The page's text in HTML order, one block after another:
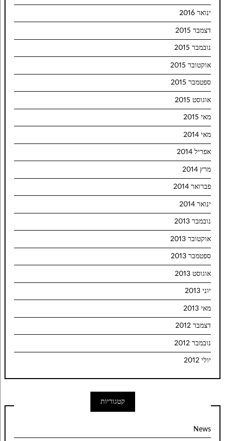
ינואר 2016
דצמבר 2015
נובמבר 2015
אוקטובר 2015
ספטמבר 2015
אוגוסט 2015
מאי 2015
מאי 2014
אפריל 2014
מרץ 2014
פברואר 2014
ינואר 2014
נובמבר 2013
אוקטובר 2013
ספטמבר 2013
אוגוסט 2013
יוני 2013
מאי 2013
דצמבר 2012
נובמבר 2012
יולי 2012
קטגוריות
News